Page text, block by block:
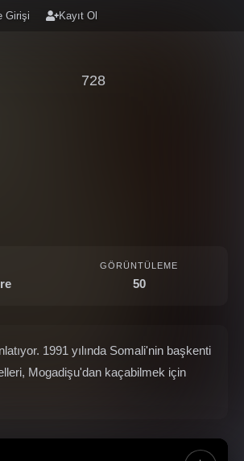
Girişi Kayıt Ol
728
GÖRÜNTÜLEME
50
1991 yılında Somali'nin başkenti
Mogadişu'dan kaçabilmek için